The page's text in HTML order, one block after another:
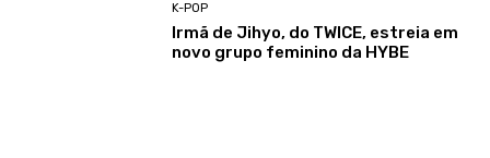
K-POP
Irmã de Jihyo, do TWICE, estreia em
novo grupo feminino da HYBE